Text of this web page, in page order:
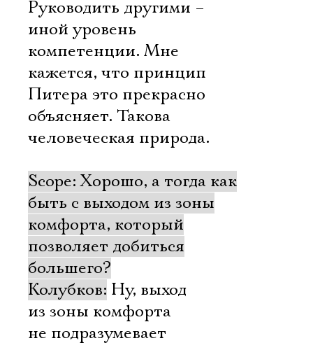
Руководить другими –
иной уровень
компетенции. Мне
кажется, что принцип
Питера это прекрасно
объясняет. Такова
человеческая природа.
Scope: Хорошо, а тогда как
быть с выходом из зоны
комфорта, который
позволяет добиться
большего?
Колубков: Ну, выход
из зоны комфорта
не подразумевает
Ознакомиться